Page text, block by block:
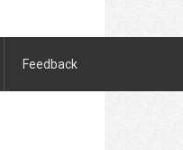
Feedback